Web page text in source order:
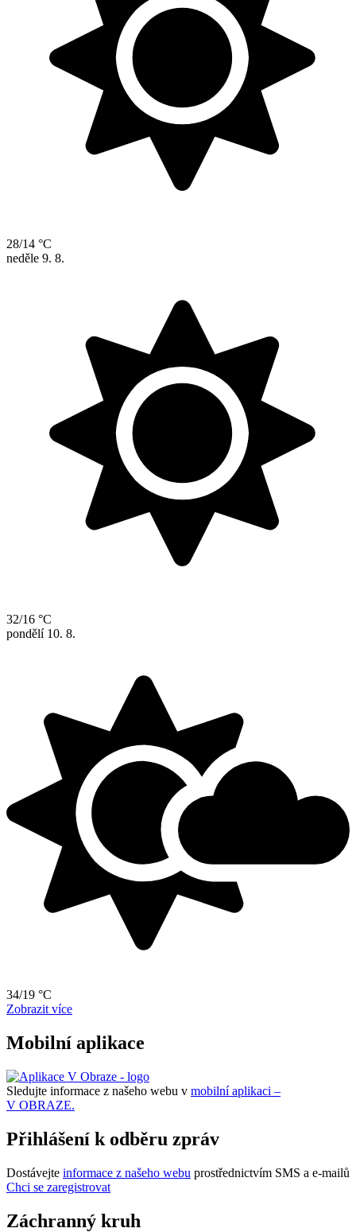
28/14 °C
neděle 9. 8.
32/16 °C
pondělí 10. 8.
34/19 °C
Zobrazit více
Mobilní aplikace
Sledujte informace z našeho webu v mobilní aplikaci –
V OBRAZE.
Přihlášení k odběru zpráv
Dostávejte informace z našeho webu prostřednictvím SMS a e-mailů
Chci se zaregistrovat
Záchranný kruh